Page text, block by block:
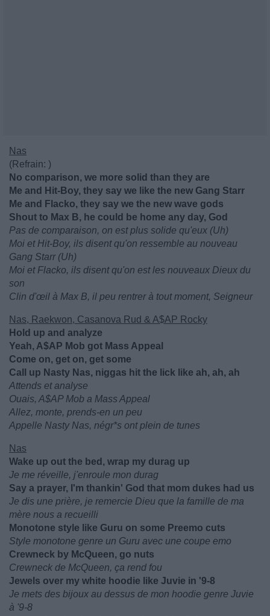
Nas
(Refrain: )
No comparison, we more solid than they are
Me and Hit-Boy, they say we like the new Gang Starr
Me and Flacko, they say we the new wave gods
Shout to Max B, he could be home any day, God
Pas de comparaison, on est plus solide qu'eux (Uh)
Moi et Hit-Boy, ils disent qu'on ressemble au nouveau
Gang Starr (Uh)
Moi et Flacko, ils disent qu'on est les nouveaux Dieux du
son
Clin d'œil à Max B, il peu rentrer à tout moment, Seigneur
Nas, Raekwon, Casanova Rud & A$AP Rocky
Hold up and analyze
Yeah, A$AP Mob got Mass Appeal
Come on, get on, get some
Call up Nasty Nas, niggas hit the lick like ah, ah, ah
Attends et analyse
Ouais, A$AP Mob a Mass Appeal
Allez, monte, prends-en un peu
Appelle Nasty Nas, négr*s ont plein de tunes
Nas
Wake up out the bed, wrap my durag up
Je me réveille, j'enroule mon durag
Say a prayer, I'm thankin' God that mom dukes had us
Je dis une prière, je remercie Dieu que la famille de ma
mère nous a recueilli
Monotone style like Guru on some Preemo cuts
Style monotone genre un Guru avec une coupe emo
Crewneck by McQueen, go nuts
Crewneck de McQueen, ça rend fou
Jewels over my white hoodie like Juvie in '9-8
Je mets des bijoux au dessus de mon hoodie genre Juvie
à '9-8